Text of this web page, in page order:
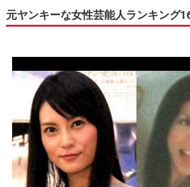
元ヤンキーな女性芸能人ランキング